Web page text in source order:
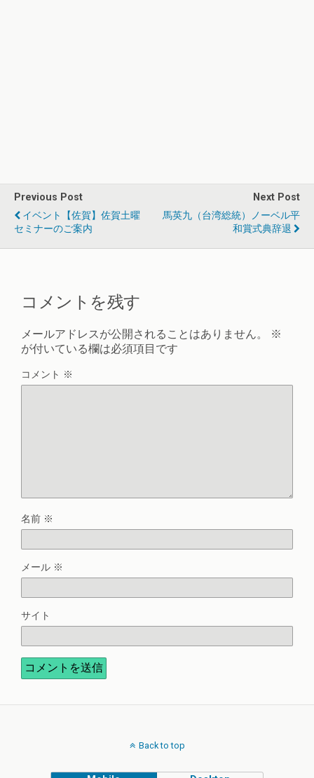
Previous Post
イベント【佐賀】佐賀土曜
セミナーのご案内
Next Post
馬英九（台湾総統）ノーベル平
和賞式典辞退
コメントを残す
メールアドレスが公開されることはありません。
※
が付いている欄は必須項目です
コメント ※
名前 ※
メール ※
サイト
Back to top